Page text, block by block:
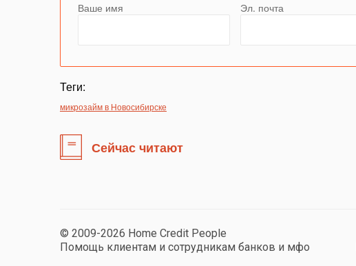
Ваше имя Эл. почта
Теги:
микрозайм в Новосибирске
Сейчас читают
© 2009-2026 Home Credit People
Помощь клиентам и сотрудникам банков и мфо